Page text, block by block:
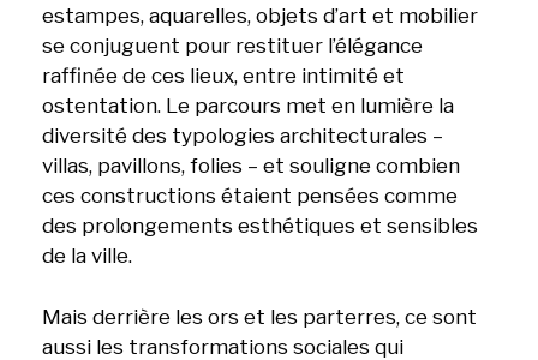
estampes, aquarelles, objets d’art et mobilier
se conjuguent pour restituer l’élégance
raffinée de ces lieux, entre intimité et
ostentation. Le parcours met en lumière la
diversité des typologies architecturales –
villas, pavillons, folies – et souligne combien
ces constructions étaient pensées comme
des prolongements esthétiques et sensibles
de la ville.
Mais derrière les ors et les parterres, ce sont
aussi les transformations sociales qui